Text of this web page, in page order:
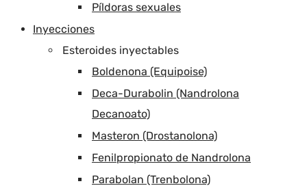
Píldoras sexuales
Inyecciones
Esteroides inyectables
Boldenona (Equipoise)
Deca-Durabolin (Nandrolona
Decanoato)
Masteron (Drostanolona)
Fenilpropionato de Nandrolona
Parabolan (Trenbolona)